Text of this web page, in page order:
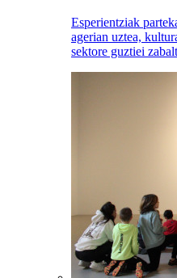
Esperientziak
agerian uztea,
sektore guztiei